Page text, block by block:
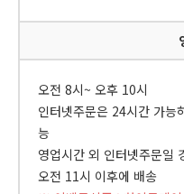
오전 8시~ 오후 10시
인터넷주문은 24시간 가능
능
영업시간 외 인터넷주문일
오전 11시 이후에 배송